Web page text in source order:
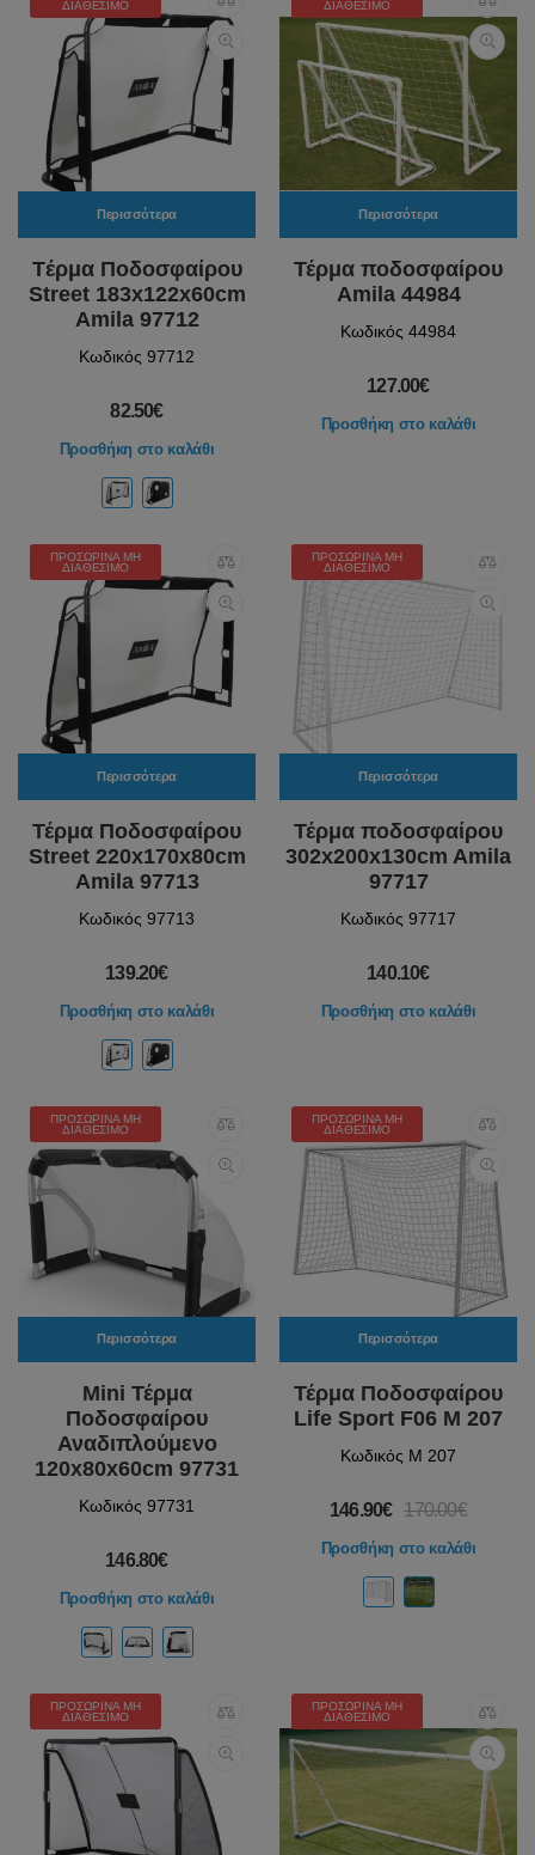
ΔΙΑΘΈΣΙΜΟ
Περισσότερα
Tέρμα Ποδοσφαίρου
Street 183x122x60cm
Amila 97712
Κωδικός 97712
82.50€
Προσθήκη στο καλάθι
ΔΙΑΘΈΣΙΜΟ
Περισσότερα
Τέρμα ποδοσφαίρου
Amila 44984
Κωδικός 44984
127.00€
Προσθήκη στο καλάθι
ΠΡΟΣΩΡΙΝΆ ΜΗ
ΔΙΑΘΈΣΙΜΟ
Περισσότερα
Τέρμα Ποδοσφαίρου
Street 220x170x80cm
Amila 97713
Κωδικός 97713
139.20€
Προσθήκη στο καλάθι
ΠΡΟΣΩΡΙΝΆ ΜΗ
ΔΙΑΘΈΣΙΜΟ
Περισσότερα
Τέρμα ποδοσφαίρου
302x200x130cm Amila
97717
Κωδικός 97717
140.10€
Προσθήκη στο καλάθι
ΠΡΟΣΩΡΙΝΆ ΜΗ
ΔΙΑΘΈΣΙΜΟ
Περισσότερα
Mini Τέρμα
Ποδοσφαίρου
Αναδιπλούμενο
120x80x60cm 97731
Κωδικός 97731
146.80€
Προσθήκη στο καλάθι
ΠΡΟΣΩΡΙΝΆ ΜΗ
ΔΙΑΘΈΣΙΜΟ
Περισσότερα
Τέρμα Ποδοσφαίρου
Life Sport F06 Μ 207
Κωδικός M 207
146.90€ 170.00€
Προσθήκη στο καλάθι
ΠΡΟΣΩΡΙΝΆ ΜΗ
ΔΙΑΘΈΣΙΜΟ
ΠΡΟΣΩΡΙΝΆ ΜΗ
ΔΙΑΘΈΣΙΜΟ